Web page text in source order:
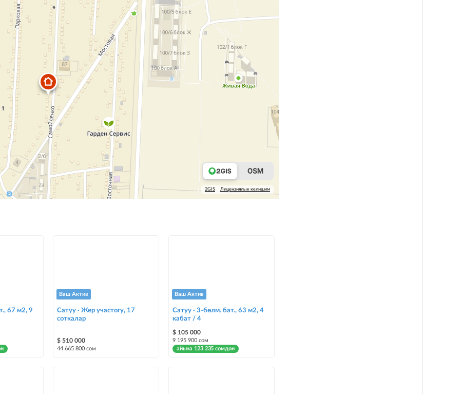
2GIS Лицензиялык келишим
67 м2, 9
Ваш Актив
Сатуу · Жер участогу, 17
соткалар
$ 510 000
44 665 800 сом
Ваш Актив
Сатуу · 3-бөлм. бат., 63 м2, 4
кабат / 4
$ 105 000
9 195 900 сом
айына 123 235 сомдон